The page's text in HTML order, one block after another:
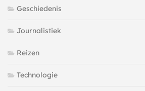
Geschiedenis
Journalistiek
Reizen
Technologie